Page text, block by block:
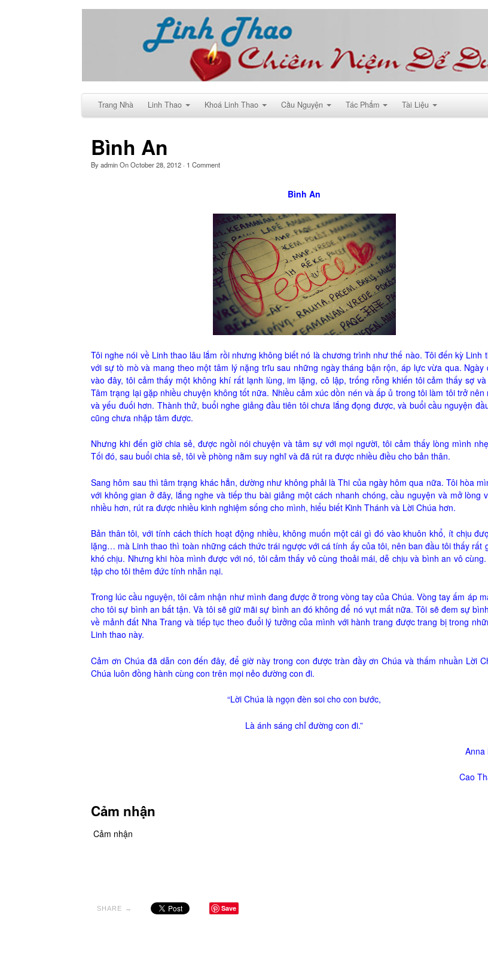
Trang Nhà Linh Thao Khoá Linh Thao Cầu Nguyện Tác Phẩm Tài Liệu
Bình An
ByadminOnOctober 28, 2012 · 1 Comment
Bình An
Tôi nghe nói về Linh thao lâu lắm rồi nhưng không biết nó là chương trình như thế nào. Tôi đến kỳ Linh
với sự tò mò và mang theo một tâm lý nặng trĩu sau những ngày tháng bận rộn, áp lực vừa qua. Ngày
vào đây, tôi cảm thấy một không khí rất lạnh lùng, im lặng, cô lập, trống rỗng khiến tôi cảm thấy sợ
Tâm trạng lại gặp nhiều chuyện không tốt nữa. Nhiều cảm xúc dồn nén và ấp ủ trong tôi làm tôi trở nên
và yếu đuối hơn. Thành thử, buổi nghe giảng đầu tiên tôi chưa lắng đọng được, và buổi cầu nguyện
cũng chưa nhập tâm được.
Nhưng khi đến giờ chia sẻ, được ngồi nói chuyện và tâm sự với mọi người, tôi cảm thấy lòng mình
Tối đó, sau buổi chia sẻ, tôi về phòng nằm suy nghĩ và đã rút ra được nhiều điều cho bản thân.
Sang hôm sau thì tâm trạng khác hẳn, dường như không phải là Thi của ngày hôm qua nữa. Tôi hòa
với không gian ở đây, lắng nghe và tiếp thu bài giảng một cách nhanh chóng, cầu nguyện và mở lòng
nhiều hơn, rút ra được nhiều kinh nghiệm sống cho mình, hiểu biết Kinh Thánh và Lời Chúa hơn.
Bản thân tôi, với tính cách thích hoạt động nhiều, không muốn một cái gì đó vào khuôn khổ, ít chịu
lặng… mà Linh thao thì toàn những cách thức trái ngược với cá tính ấy của tôi, nên ban đầu tôi thấy rất
khó chịu. Nhưng khi hòa mình được với nó, tôi cảm thấy vô cùng thoải mái, dễ chịu và bình an vô
tập cho tôi thêm đức tính nhẫn nại.
Trong lúc cầu nguyện, tôi cảm nhận như mình đang được ở trong vòng tay của Chúa. Vòng tay ấm áp
cho tôi sự bình an bất tận. Và tôi sẽ giữ mãi sự bình an đó không để nó vụt mất nữa. Tôi sẽ đem sự
về mảnh đất Nha Trang và tiếp tục theo đuổi lý tưởng của mình với hành trang được trang bị trong
Linh thao này.
Cảm ơn Chúa đã dẫn con đến đây, để giờ này trong con được tràn đầy ơn Chúa và thấm nhuần Lời
Chúa luôn đồng hành cùng con trên mọi nẻo đường con đi.
“Lời Chúa là ngọn đèn soi cho con bước,
Là ánh sáng chỉ đường con đi.”
Anna
Cao
Cảm nhận
Cảm nhận
SHARE → Save